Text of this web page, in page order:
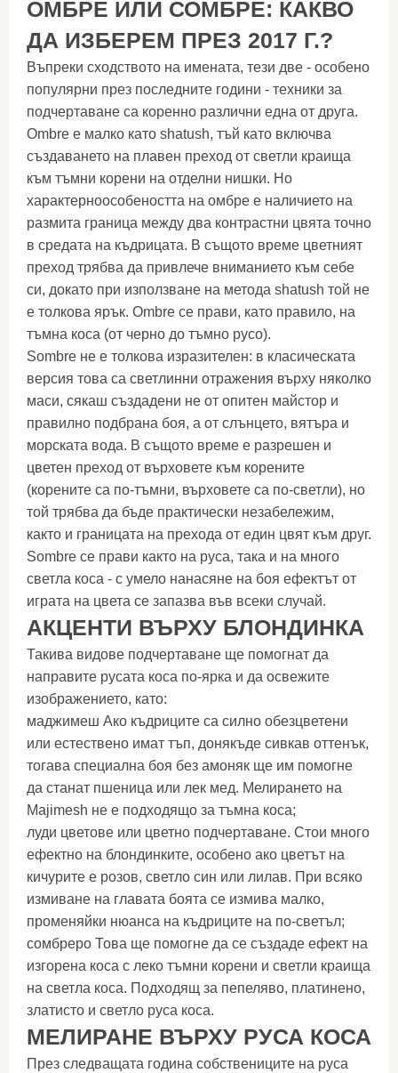
ОМБРЕ ИЛИ СОМБРЕ: КАКВО
ДА ИЗБЕРЕМ ПРЕЗ 2017 Г.?
Въпреки сходството на имената, тези две - особено
популярни през последните години - техники за
подчертаване са коренно различни една от друга.
Ombre е малко като shatush, тъй като включва
създаването на плавен преход от светли краища
към тъмни корени на отделни нишки. Но
характерноособеността на омбре е наличието на
размита граница между два контрастни цвята точно
в средата на къдрицата. В същото време цветният
преход трябва да привлече вниманието към себе
си, докато при използване на метода shatush той не
е толкова ярък. Ombre се прави, като правило, на
тъмна коса (от черно до тъмно русо).
Sombre не е толкова изразителен: в класическата
версия това са светлинни отражения върху няколко
маси, сякаш създадени не от опитен майстор и
правилно подбрана боя, а от слънцето, вятъра и
морската вода. В същото време е разрешен и
цветен преход от върховете към корените
(корените са по-тъмни, върховете са по-светли), но
той трябва да бъде практически незабележим,
както и границата на прехода от един цвят към друг.
Sombre се прави както на руса, така и на много
светла коса - с умело нанасяне на боя ефектът от
играта на цвета се запазва във всеки случай.
АКЦЕНТИ ВЪРХУ БЛОНДИНКА
Такива видове подчертаване ще помогнат да
направите русата коса по-ярка и да освежите
изображението, като:
маджимеш Ако къдриците са силно обезцветени
или естествено имат тъп, донякъде сивкав оттенък,
тогава специална боя без амоняк ще им помогне
да станат пшеница или лек мед. Мелирането на
Majimesh не е подходящо за тъмна коса;
луди цветове или цветно подчертаване. Стои много
ефектно на блондинките, особено ако цветът на
кичурите е розов, светло син или лилав. При всяко
измиване на главата боята се измива малко,
променяйки нюанса на къдриците на по-светъл;
сомбреро Това ще помогне да се създаде ефект на
изгорена коса с леко тъмни корени и светли краища
на светла коса. Подходящ за пепеляво, платинено,
златисто и светло руса коса.
МЕЛИРАНЕ ВЪРХУ РУСА КОСА
През следващата година собствениците на руса